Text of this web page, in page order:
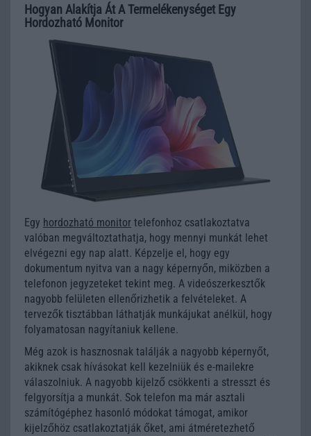
Hogyan Alakítja Át A Termelékenységet Egy
Hordozható Monitor
Egy hordozható monitor telefonhoz csatlakoztatva
valóban megváltoztathatja, hogy mennyi munkát lehet
elvégezni egy nap alatt. Képzelje el, hogy egy
dokumentum nyitva van a nagy képernyőn, miközben a
telefonon jegyzeteket tekint meg. A videószerkesztők
nagyobb felületen ellenőrizhetik a felvételeket. A
tervezők tisztábban láthatják munkájukat anélkül, hogy
folyamatosan nagyítaniuk kellene.
Még azok is hasznosnak találják a nagyobb képernyőt,
akiknek csak hívásokat kell kezelniük és e-mailekre
válaszolniuk. A nagyobb kijelző csökkenti a stresszt és
felgyorsítja a munkát. Sok telefon ma már asztali
számítógéphez hasonló módokat támogat, amikor
kijelzőhöz csatlakoztatják őket, ami átméretezhető